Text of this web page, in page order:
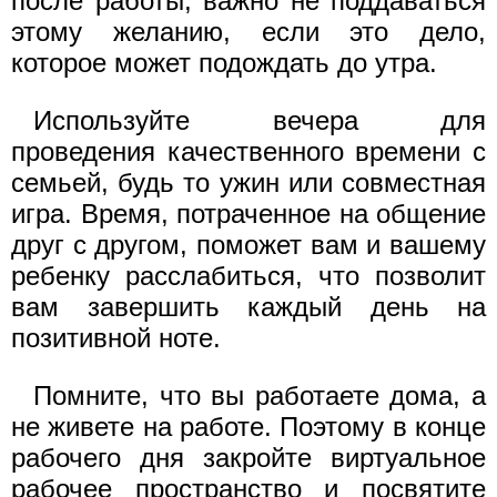
этому желанию, если это дело,
которое может подождать до утра.
Используйте вечера для
проведения качественного времени с
семьей, будь то ужин или совместная
игра. Время, потраченное на общение
друг с другом, поможет вам и вашему
ребенку расслабиться, что позволит
вам завершить каждый день на
позитивной ноте.
Помните, что вы работаете дома, а
не живете на работе. Поэтому в конце
рабочего дня закройте виртуальное
рабочее пространство и посвятите